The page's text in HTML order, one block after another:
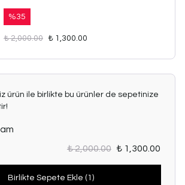
%35
₺ 2,000.00 ₺ 1,300.00
ürün ile birlikte bu ürünler de sepetinize
₺ 2,000.00 ₺ 1,300.00
Birlikte Sepete Ekle (1)